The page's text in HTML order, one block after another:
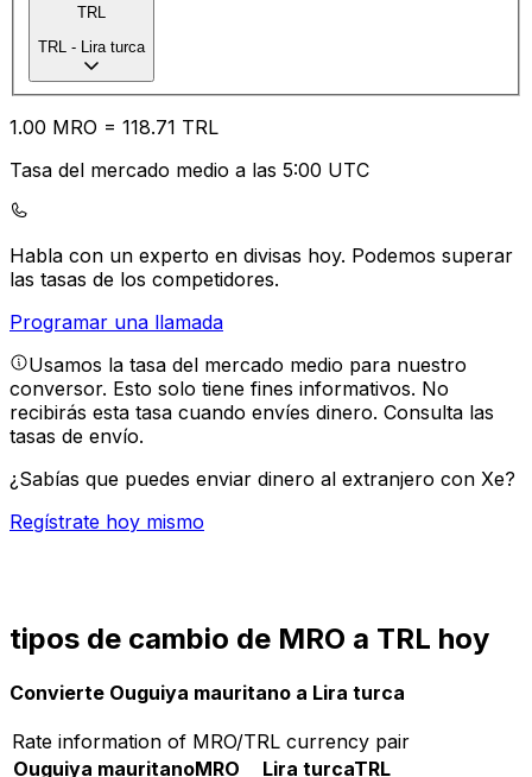
TRL
TRL - Lira turca
1.00 MRO = 118.71 TRL
Tasa del mercado medio a las 5:00 UTC
Habla con un experto en divisas hoy. Podemos superar
las tasas de los competidores.
Programar una llamada
Usamos la tasa del mercado medio para nuestro
conversor. Esto solo tiene fines informativos. No
recibirás esta tasa cuando envíes dinero. Consulta las
tasas de envío.
¿Sabías que puedes enviar dinero al extranjero con Xe?
Regístrate hoy mismo
tipos de cambio de MRO a TRL hoy
Convierte Ouguiya mauritano a Lira turca
Rate information of MRO/TRL currency pair
Ouguiya mauritanoMRO Lira turcaTRL